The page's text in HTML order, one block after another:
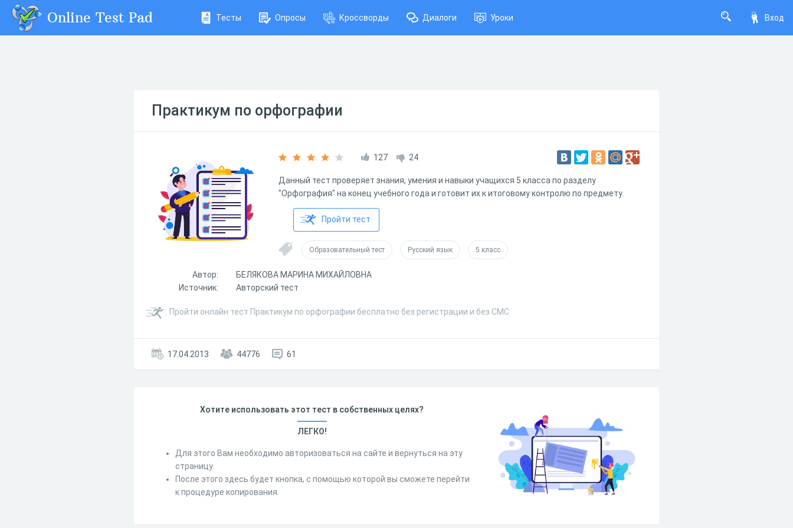
Вход
Online Test Pad Тесты Опросы Кроссворды Диалоги Уроки
Практикум по орфографии
127 24
Данный тест проверяет знания, умения и навыки учащихся 5 класса по разделу
"Орфография" на конец учебного года и готовит их к итоговому контролю по предмету.
Пройти тест
Образовательный тест Русский язык 5 класс
Автор:
БЕЛЯКОВА МАРИНА МИХАЙЛОВНА
Источник:
Авторский тест
Пройти онлайн тест Практикум по орфографии бесплатно без регистрации и без СМС
17.04.2013 44776 61
Хотите использовать этот тест в собственных целях?
ЛЕГКО!
Для этого Вам необходимо авторизоваться на сайте и вернуться на эту
страницу.
После этого здесь будет кнопка, с помощью которой вы сможете перейти
к процедуре копирования.